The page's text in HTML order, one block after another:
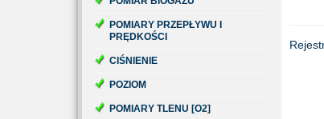
POMIARY PRZEPŁYWU I
PRĘDKOŚCI
CIŚNIENIE
POZIOM
POMIARY TLENU [O2]